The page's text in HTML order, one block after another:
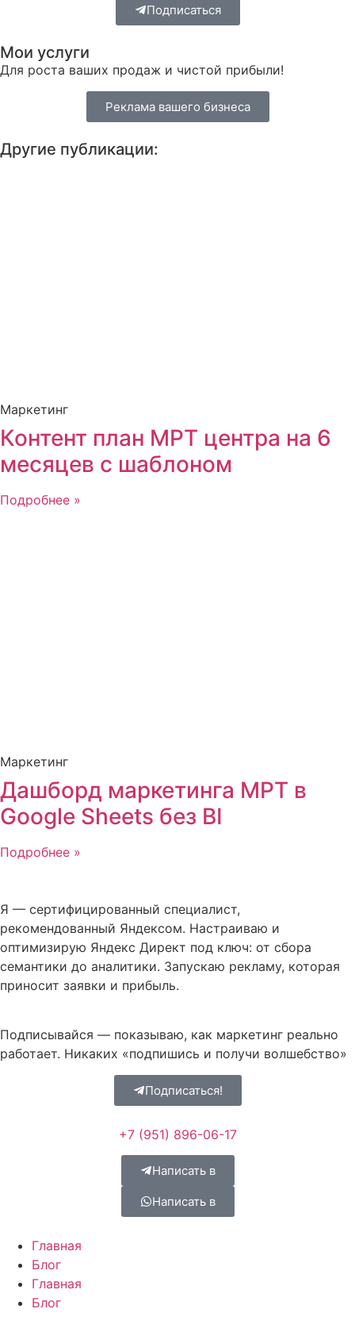
Подписаться
Мои услуги
Для роста ваших продаж и чистой прибыли!
Реклама вашего бизнеса
Другие публикации:
Маркетинг
Контент план МРТ центра на 6
месяцев с шаблоном
Подробнее »
Маркетинг
Дашборд маркетинга МРТ в
Google Sheets без BI
Подробнее »
Я — сертифицированный специалист,
рекомендованный Яндексом. Настраиваю и
оптимизирую Яндекс Директ под ключ: от сбора
семантики до аналитики. Запускаю рекламу, которая
приносит заявки и прибыль.
Подписывайся — показываю, как маркетинг реально
работает. Никаких «подпишись и получи волшебство»
Подписаться!
+7 (951) 896-06-17
Написать в
Написать в
Главная
Блог
Главная
Блог